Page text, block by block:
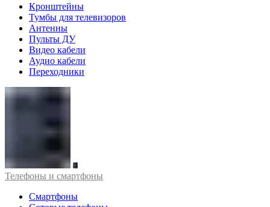
Кронштейны
Тумбы для телевизоров
Антенны
Пульты ДУ
Видео кабели
Аудио кабели
Переходники
Телефоны и смартфоны
Смартфоны